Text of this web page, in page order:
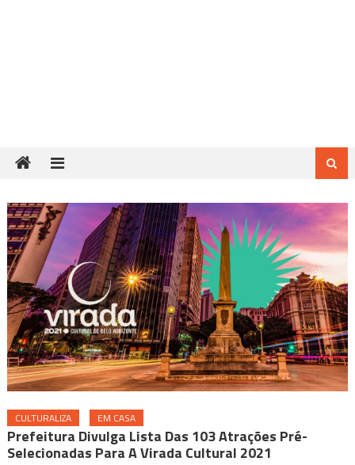
CULTURALIZA EM CASA
Prefeitura Divulga Lista Das 103 Atrações Pré-
Selecionadas Para A Virada Cultural 2021